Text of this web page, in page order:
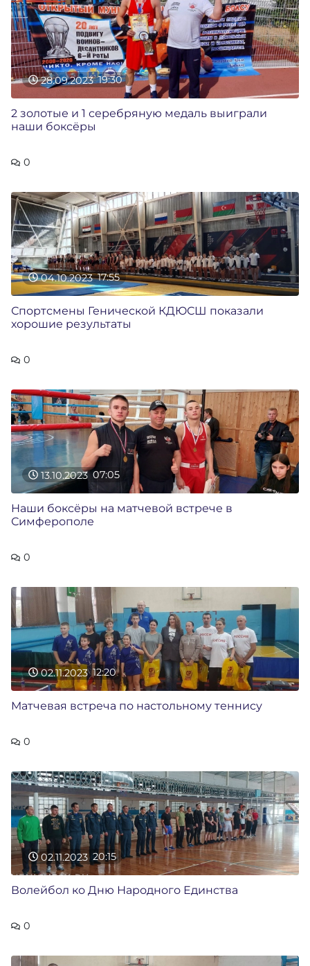
28.09.2023 19:30
2 золотые и 1 серебряную медаль выиграли
наши боксёры
0
04.10.2023 17:55
Спортсмены Генической КДЮСШ показали
хорошие результаты
0
13.10.2023 07:05
Наши боксёры на матчевой встрече в
Симферополе
0
02.11.2023 12:20
Матчевая встреча по настольному теннису
0
02.11.2023 20:15
Волейбол ко Дню Народного Единства
0